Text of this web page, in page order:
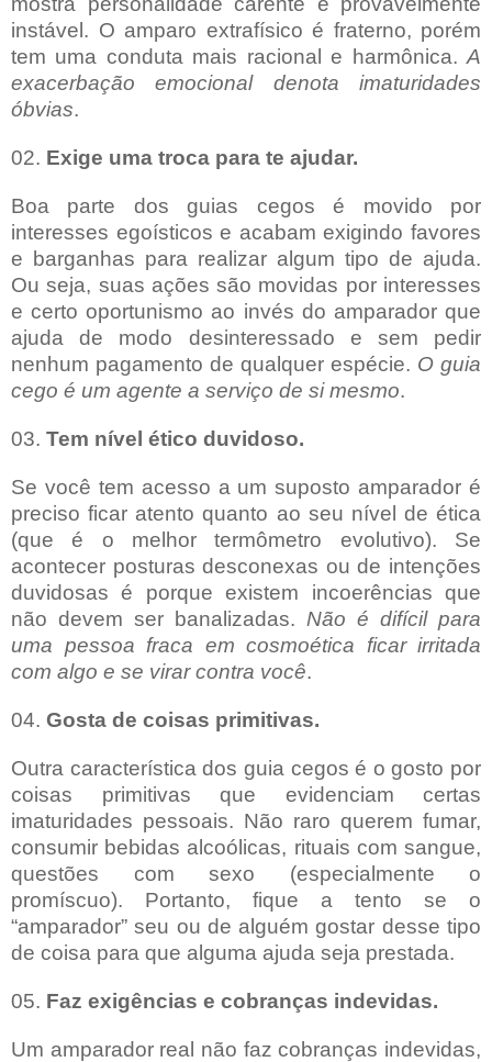
instável. O amparo extrafísico é fraterno, porém
tem uma conduta mais racional e harmônica. A
exacerbação emocional denota imaturidades
óbvias.
02. Exige uma troca para te ajudar.
Boa parte dos guias cegos é movido por
interesses egoísticos e acabam exigindo favores
e barganhas para realizar algum tipo de ajuda.
Ou seja, suas ações são movidas por interesses
e certo oportunismo ao invés do amparador que
ajuda de modo desinteressado e sem pedir
nenhum pagamento de qualquer espécie. O guia
cego é um agente a serviço de si mesmo.
03. Tem nível ético duvidoso.
Se você tem acesso a um suposto amparador é
preciso ficar atento quanto ao seu nível de ética
(que é o melhor termômetro evolutivo). Se
acontecer posturas desconexas ou de intenções
duvidosas é porque existem incoerências que
não devem ser banalizadas. Não é difícil para
uma pessoa fraca em cosmoética ficar irritada
com algo e se virar contra você.
04. Gosta de coisas primitivas.
Outra característica dos guia cegos é o gosto por
coisas primitivas que evidenciam certas
imaturidades pessoais. Não raro querem fumar,
consumir bebidas alcoólicas, rituais com sangue,
questões com sexo (especialmente o
promíscuo). Portanto, fique a tento se o
“amparador” seu ou de alguém gostar desse tipo
de coisa para que alguma ajuda seja prestada.
05. Faz exigências e cobranças indevidas.
Um amparador real não faz cobranças indevidas,